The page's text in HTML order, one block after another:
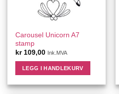
Carousel Unicorn A7
stamp
kr109,00 Ink.MVA
LEGG I HANDLEKURV